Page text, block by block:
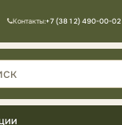
Контакты:+7 (3812) 490-00-02